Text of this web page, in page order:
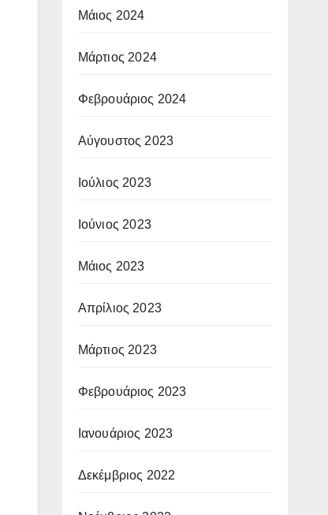
Μάιος 2024
Μάρτιος 2024
Φεβρουάριος 2024
Αύγουστος 2023
Ιούλιος 2023
Ιούνιος 2023
Μάιος 2023
Απρίλιος 2023
Μάρτιος 2023
Φεβρουάριος 2023
Ιανουάριος 2023
Δεκέμβριος 2022